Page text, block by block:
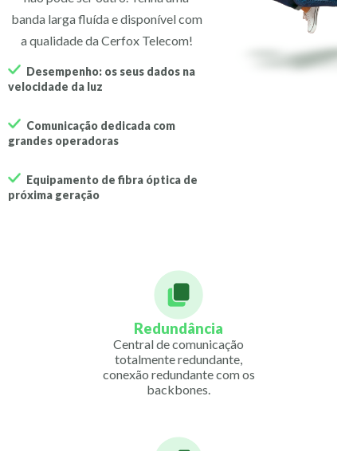
banda larga fluída e disponível com
a qualidade da Cerfox Telecom!
Desempenho: os seus dados na
velocidade da luz
Comunicação dedicada com
grandes operadoras
Equipamento de fibra óptica de
próxima geração
Redundância
Central de comunicação
totalmente redundante,
conexão redundante com os
backbones.